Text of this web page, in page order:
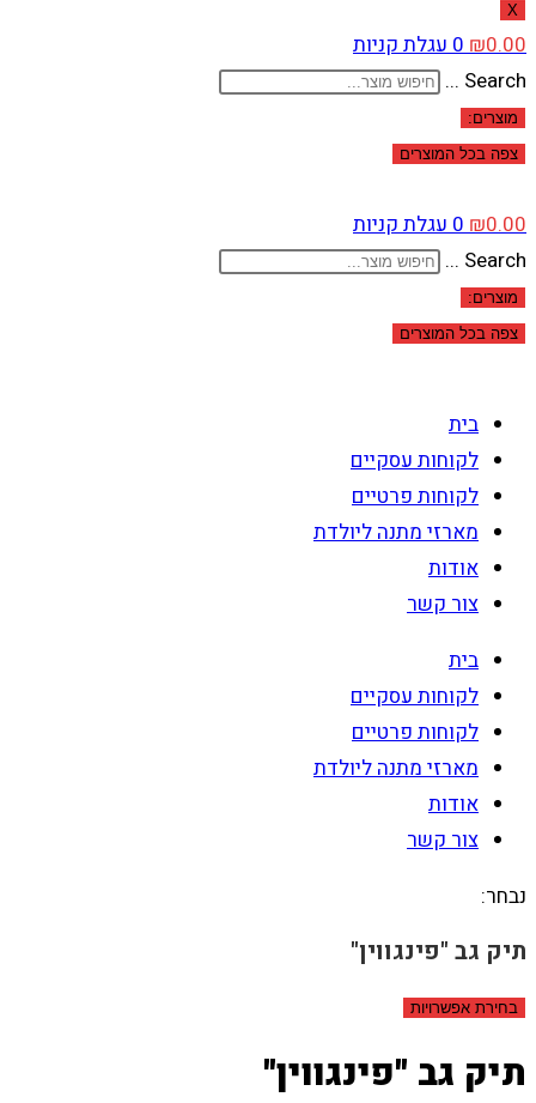
X
₪0.00
0עגלת קניות
Search ...
מוצרים:
צפה בכל המוצרים
₪0.00
0עגלת קניות
Search ...
מוצרים:
צפה בכל המוצרים
בית
לקוחות עסקיים
לקוחות פרטיים
מארזי מתנה ליולדת
אודות
צור קשר
בית
לקוחות עסקיים
לקוחות פרטיים
מארזי מתנה ליולדת
אודות
צור קשר
נבחר:
תיק גב "פינגווין"
בחירת אפשרויות
תיק גב "פינגווין"